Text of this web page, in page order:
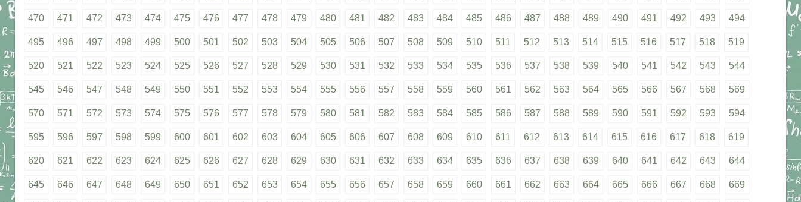
470 471 472 473 474 475 476 477 478 479 480 481 482 483 484 485 486 487 488 489 490 491 492 493 494
495 496 497 498 499 500 501 502 503 504 505 506 507 508 509 510 511 512 513 514 515 516 517 518 519
520 521 522 523 524 525 526 527 528 529 530 531 532 533 534 535 536 537 538 539 540 541 542 543 544
545 546 547 548 549 550 551 552 553 554 555 556 557 558 559 560 561 562 563 564 565 566 567 568 569
570 571 572 573 574 575 576 577 578 579 580 581 582 583 584 585 586 587 588 589 590 591 592 593 594
595 596 597 598 599 600 601 602 603 604 605 606 607 608 609 610 611 612 613 614 615 616 617 618 619
620 621 622 623 624 625 626 627 628 629 630 631 632 633 634 635 636 637 638 639 640 641 642 643 644
645 646 647 648 649 650 651 652 653 654 655 656 657 658 659 660 661 662 663 664 665 666 667 668 669